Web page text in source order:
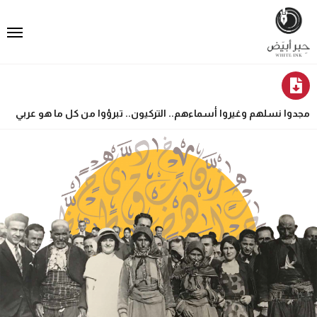
مجدوا نسلهم وغيروا أسماءهم.. التركيون.. تبرؤوا من كل ما هو عربي